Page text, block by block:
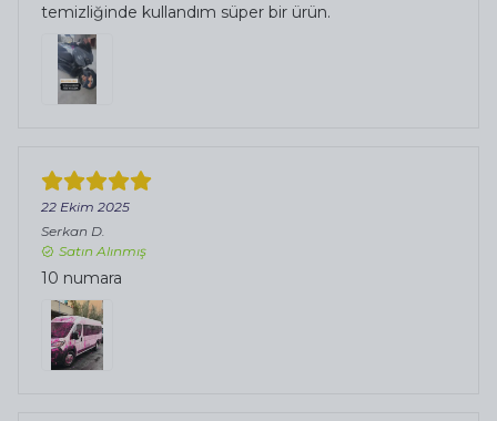
temizliğinde kullandım süper bir ürün.
22 Ekim 2025
Serkan D.
Satın Alınmış
10 numara